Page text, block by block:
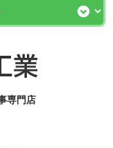
専門店